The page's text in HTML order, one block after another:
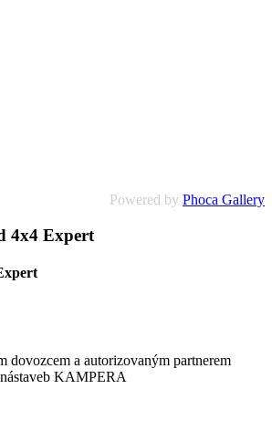
Powered by Phoca Gallery
4x4 Expert
dovozcem a autorizovaným partnerem
KAMPERA